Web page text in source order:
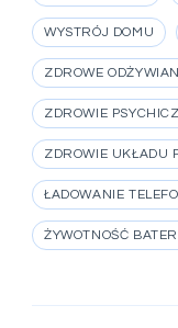
WYSTRÓJ DOMU
ZDROWE
ZDROWIE
ZDROWIE UKŁADU
ŁADOWANIE
ŻYWOTNOŚĆ